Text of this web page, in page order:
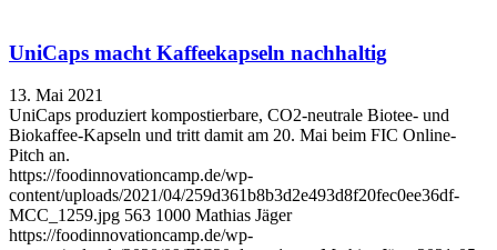
UniCaps macht Kaffeekapseln nachhaltig
13. Mai 2021
UniCaps produziert kompostierbare, CO2-neutrale Biotee- und
Biokaffee-Kapseln und tritt damit am 20. Mai beim FIC Online-
Pitch an.
https://foodinnovationcamp.de/wp-
content/uploads/2021/04/259d361b8b3d2e493d8f20fec0ee36df-
MCC_1259.jpg 563 1000 Mathias Jäger
https://foodinnovationcamp.de/wp-